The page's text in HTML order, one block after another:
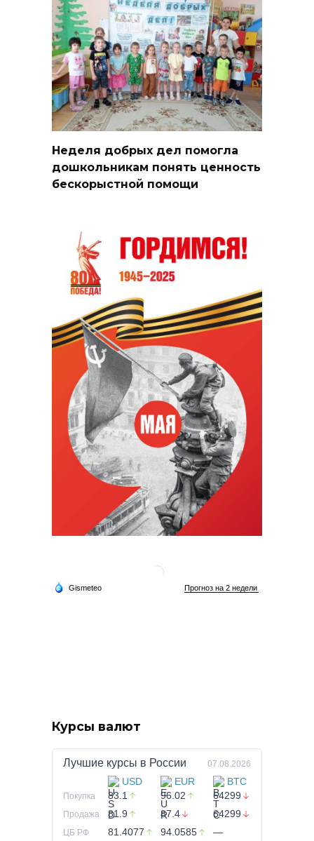
Неделя добрых дел помогла
дошкольникам понять ценность
бескорыстной помощи
Курсы валют
Лучшие курсы в России 07.08.2026
USD EUR BTC
Покупка 83.1 96.02 64299
Продажа 81.9 87.4 64299
ЦБ РФ 81.4077 94.0585 —